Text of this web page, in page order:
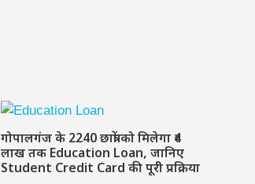
गोपालगंज के 2240 छात्रों को मिलेगा ₹4
लाख तक Education Loan, जानिए
Student Credit Card की पूरी प्रक्रिया